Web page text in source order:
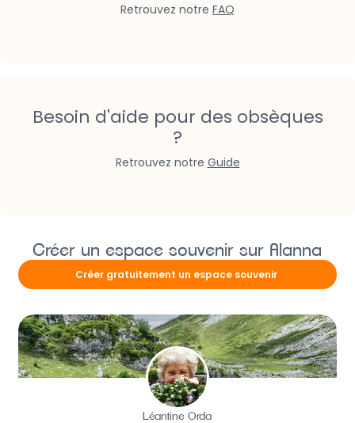
Retrouvez notre FAQ
Besoin d'aide pour des obsèques
?
Retrouvez notre Guide
Créer un espace souvenir sur Alanna
Créer gratuitement un espace souvenir
Léantine Orda